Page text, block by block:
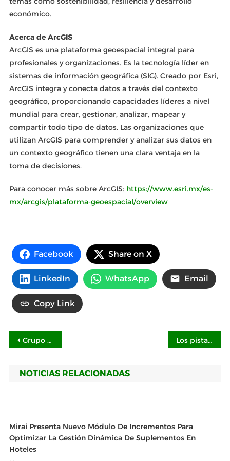
económico.
Acerca de ArcGIS
ArcGIS es una plataforma geoespacial integral para
profesionales y organizaciones. Es la tecnología líder en
sistemas de información geográfica (SIG). Creado por Esri,
ArcGIS integra y conecta datos a través del contexto
geográfico, proporcionando capacidades líderes a nivel
mundial para crear, gestionar, analizar, mapear y
compartir todo tipo de datos. Las organizaciones que
utilizan ArcGIS para comprender y analizar sus datos en
un contexto geográfico tienen una clara ventaja en la
toma de decisiones.
Para conocer más sobre ArcGIS: https://www.esri.mx/es-
mx/arcgis/plataforma-geoespacial/overview
Facebook Share on X
LinkedIn WhatsApp Email
Copy Link
Navegación
de
entradas
Grupo RICA Coca-Cola consolida un modelo de eficiencia hídrica para la industria de bebidas en México Los pistaches, un primer paso hacia una alimentación basada en plantas
NOTICIAS RELACIONADAS
Mirai Presenta Nuevo Módulo De Incrementos Para
Optimizar La Gestión Dinámica De Suplementos En
Hoteles